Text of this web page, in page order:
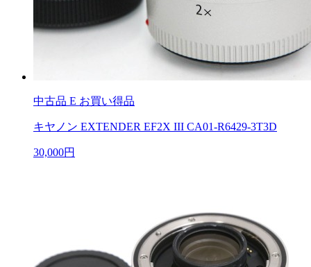
中古品 E お買い得品
キヤノン EXTENDER EF2X III CA01-R6429-3T3D
30,000円